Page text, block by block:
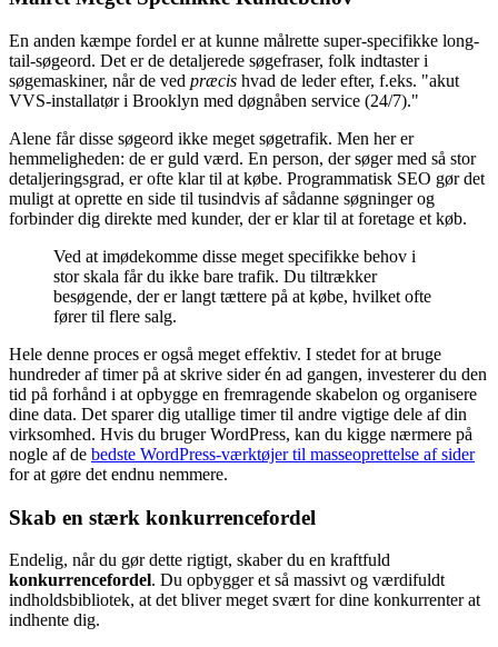
En anden kæmpe fordel er at kunne målrette super-specifikke long-
tail-søgeord. Det er de detaljerede søgefraser, folk indtaster i
søgemaskiner, når de ved præcis hvad de leder efter, f.eks. "akut
VVS-installatør i Brooklyn med døgnåben service (24/7)."
Alene får disse søgeord ikke meget søgetrafik. Men her er
hemmeligheden: de er guld værd. En person, der søger med så stor
detaljeringsgrad, er ofte klar til at købe. Programmatisk SEO gør det
muligt at oprette en side til tusindvis af sådanne søgninger og
forbinder dig direkte med kunder, der er klar til at foretage et køb.
Ved at imødekomme disse meget specifikke behov i
stor skala får du ikke bare trafik. Du tiltrækker
besøgende, der er langt tættere på at købe, hvilket ofte
fører til flere salg.
Hele denne proces er også meget effektiv. I stedet for at bruge
hundreder af timer på at skrive sider én ad gangen, investerer du den
tid på forhånd i at opbygge en fremragende skabelon og organisere
dine data. Det sparer dig utallige timer til andre vigtige dele af din
virksomhed. Hvis du bruger WordPress, kan du kigge nærmere på
nogle af de bedste WordPress-værktøjer til masseoprettelse af sider
for at gøre det endnu nemmere.
Skab en stærk konkurrencefordel
Endelig, når du gør dette rigtigt, skaber du en kraftfuld
konkurrencefordel. Du opbygger et så massivt og værdifuldt
indholdsbibliotek, at det bliver meget svært for dine konkurrenter at
indhente dig.